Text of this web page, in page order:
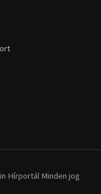
Hírportál Minden jog